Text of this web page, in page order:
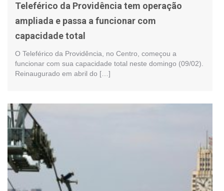
Teleférico da Providência tem operação
ampliada e passa a funcionar com
capacidade total
O Teleférico da Providência, no Centro, começou a
funcionar com sua capacidade total neste domingo (09/02).
Reinaugurado em abril do […]